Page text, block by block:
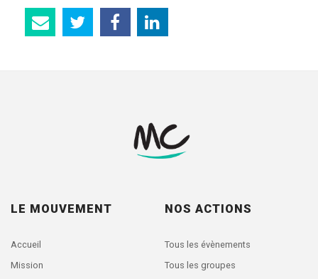
LE MOUVEMENT
Accueil
Mission
NOS ACTIONS
Tous les évènements
Tous les groupes